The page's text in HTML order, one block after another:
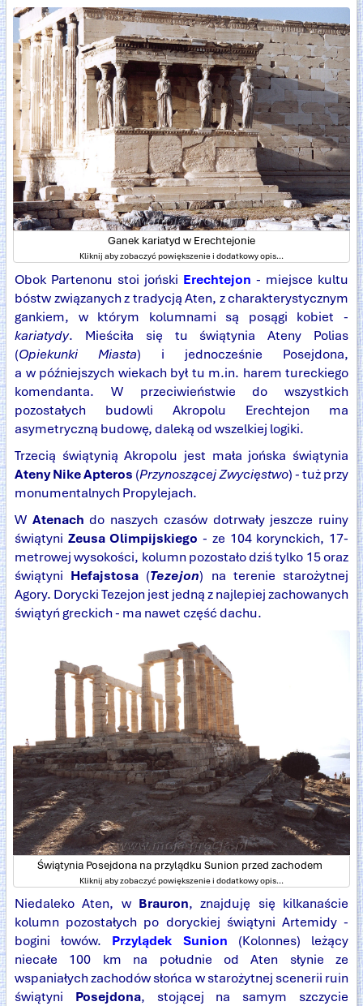
Ganek kariatyd w Erechtejonie
Kliknij aby zobaczyć powiększenie i dodatkowy opis...
Obok Partenonu stoi joński Erechtejon - miejsce kultu
bóstw związanych z tradycją Aten, z charakterystycznym
gankiem, w którym kolumnami są posągi kobiet -
kariatydy. Mieściła się tu świątynia Ateny Polias
(Opiekunki Miasta) i jednocześnie Posejdona,
a w późniejszych wiekach był tu m.in. harem tureckiego
komendanta. W przeciwieństwie do wszystkich
pozostałych budowli Akropolu Erechtejon ma
asymetryczną budowę, daleką od wszelkiej logiki.
Trzecią świątynią Akropolu jest mała jońska świątynia
Ateny Nike Apteros (Przynoszącej Zwycięstwo) - tuż przy
monumentalnych Propylejach.
W Atenach do naszych czasów dotrwały jeszcze ruiny
świątyni Zeusa Olimpijskiego - ze 104 korynckich, 17-
metrowej wysokości, kolumn pozostało dziś tylko 15 oraz
świątyni Hefajstosa (Tezejon) na terenie starożytnej
Agory. Dorycki Tezejon jest jedną z najlepiej zachowanych
świątyń greckich - ma nawet część dachu.
Świątynia Posejdona na przylądku Sunion przed zachodem
Kliknij aby zobaczyć powiększenie i dodatkowy opis...
Niedaleko Aten, w Brauron, znajduję się kilkanaście
kolumn pozostałych po doryckiej świątyni Artemidy -
bogini łowów. Przylądek Sunion (Kolonnes) leżący
niecałe 100 km na południe od Aten słynie ze
wspaniałych zachodów słońca w starożytnej scenerii ruin
świątyni Posejdona, stojącej na samym szczycie